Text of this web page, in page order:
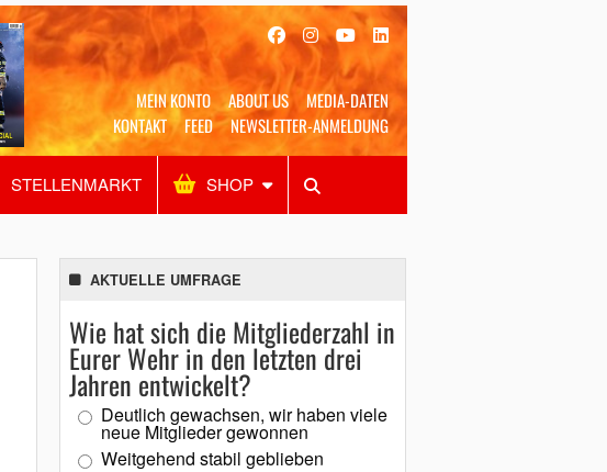
MEIN KONTO ABOUT US
MEDIA-DATEN
KONTAKT
FEED NEWSLETTER-ANMELDUNG
STELLENMARKT SHOP
Alles Shop SUCHEN
AKTUELLE UMFRAGE
Wie hat sich die Mitgliederzahl in
Eurer Wehr in den letzten drei
Jahren entwickelt?
Deutlich gewachsen, wir haben viele
neue Mitglieder gewonnen
Weitgehend stabil geblieben